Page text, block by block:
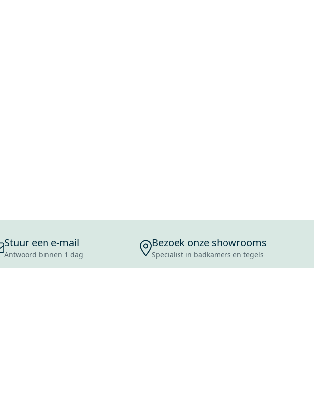
Stuur een e-mail
Antwoord binnen 1 dag
Bezoek onze showrooms
Specialist in badkamers en tegels